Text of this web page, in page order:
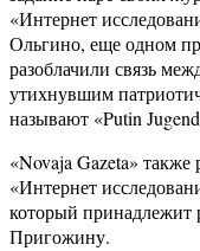
«Интернет
Ольгино, еще одном
разоблачили связь
утихнувшим
называют «Putin
«Novaja Gazeta»
«Интернет
который
Пригожину.